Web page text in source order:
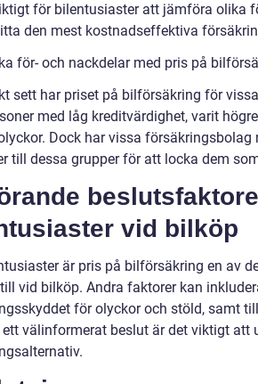
för bilentusiaster att jämföra olika
den mest kostnadseffektiva
för- och nackdelar med pris på
sett har priset på bilförsäkring för
med låg kreditvärdighet, varit
Dock har vissa
till dessa grupper för att locka dem
vid bilköp
är pris på bilförsäkring en av
vid bilköp. Andra faktorer kan
för olyckor och stöld, samt
välinformerat beslut är det viktigt att